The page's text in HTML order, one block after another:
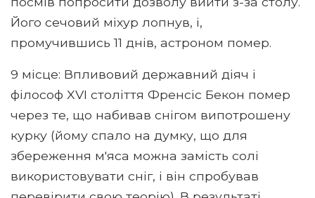
Його сечовий міхур лопнув, і,
промучившись 11 днів, астроном помер.
9 місце: Впливовий державний діяч і
філософ XVI століття Френсіс Бекон помер
через те, що набивав снігом випотрошену
курку (йому спало на думку, що для
збереження м'яса можна замість солі
використовувати сніг, і він спробував